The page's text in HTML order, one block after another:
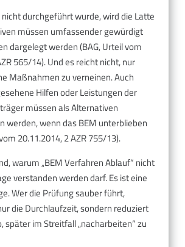
durchgeführt wurde, wird die Latte
müssen umfassender gewürdigt
dargelegt werden (BAG, Urteil vom
565/14). Und es reicht nicht, nur
Maßnahmen zu verneinen. Auch
Hilfen oder Leistungen der
müssen als Alternativen
werden, wenn das BEM unterblieben
20.11.2014, 2 AZR 755/13).
warum „BEM Verfahren Ablauf“ nicht
verstanden werden darf. Es ist eine
Wer die Prüfung sauber führt,
die Durchlaufzeit, sondern reduziert
später im Streitfall „nacharbeiten“ zu